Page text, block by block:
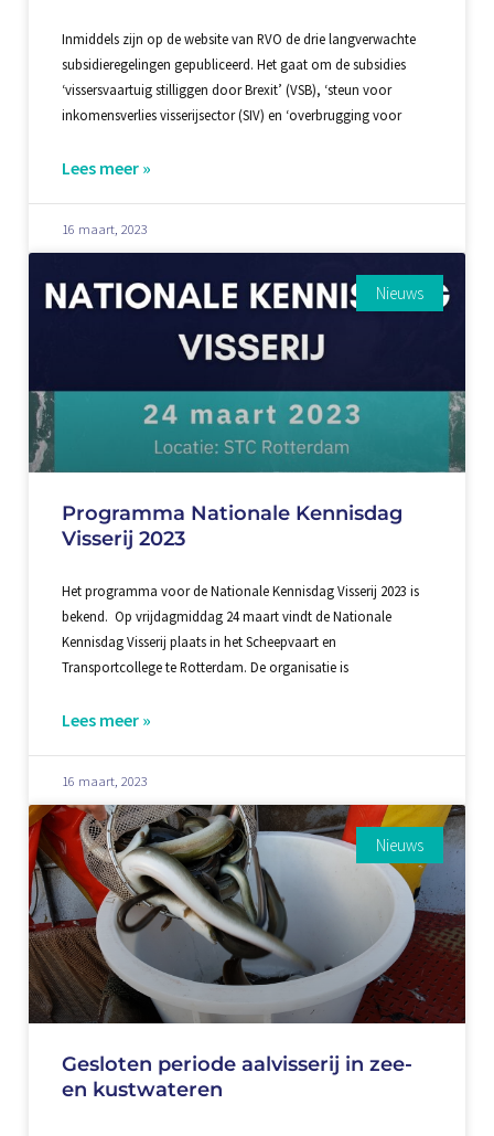
Inmiddels zijn op de website van RVO de drie langverwachte
subsidieregelingen gepubliceerd. Het gaat om de subsidies
‘vissersvaartuig stilliggen door Brexit’ (VSB), ‘steun voor
inkomensverlies visserijsector (SIV) en ‘overbrugging voor
Lees meer »
16 maart, 2023
Nieuws
Programma Nationale Kennisdag
Visserij 2023
Het programma voor de Nationale Kennisdag Visserij 2023 is
bekend. Op vrijdagmiddag 24 maart vindt de Nationale
Kennisdag Visserij plaats in het Scheepvaart en
Transportcollege te Rotterdam. De organisatie is
Lees meer »
16 maart, 2023
Nieuws
Gesloten periode aalvisserij in zee-
en kustwateren